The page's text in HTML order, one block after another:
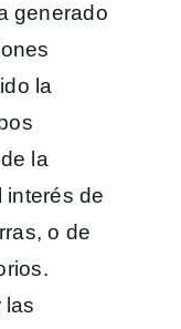
generado
la
la
interés de
o de
las